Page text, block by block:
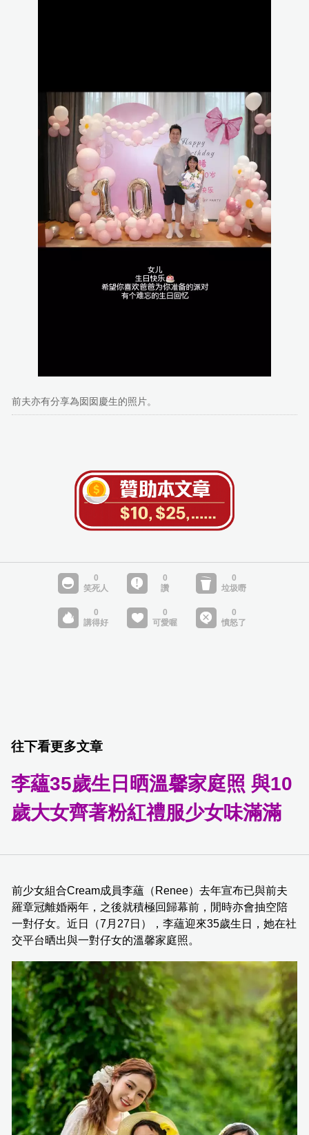
前夫亦有分享為囡囡慶生的照片。
往下看更多文章
李蘊35歲生日晒溫馨家庭照 與10
歲大女齊著粉紅禮服少女味滿滿
前少女組合Cream成員李蘊（Renee）去年宣布已與前夫
羅章冠離婚兩年，之後就積極回歸幕前，閒時亦會抽空陪
一對仔女。近日（7月27日），李蘊迎來35歲生日，她在社
交平台晒出與一對仔女的溫馨家庭照。